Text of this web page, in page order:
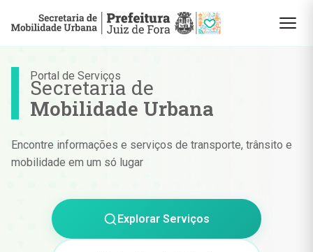
Portal de Serviços
Secretaria de
Mobilidade Urbana
Encontre informações e serviços de transporte, trânsito e
mobilidade em um só lugar
Explorar Serviços